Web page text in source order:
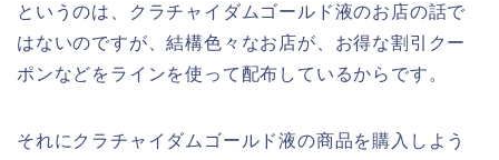
というのは、クラチャイダムゴールド液のお店の話で
はないのですが、結構色々なお店が、お得な割引クー
ポンなどをラインを使って配布しているからです。
それにクラチャイダムゴールド液の商品を購入しよう